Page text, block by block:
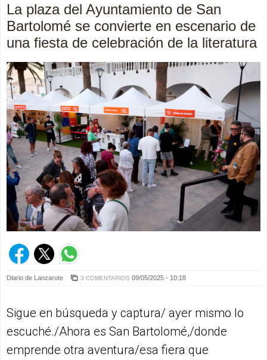
La plaza del Ayuntamiento de San
Bartolomé se convierte en escenario de
una fiesta de celebración de la literatura
Diario de Lanzarote 3 COMENTARIOS 09/05/2025 - 10:18
Sigue en búsqueda y captura/ ayer mismo lo
escuché./Ahora es San Bartolomé,/donde
emprende otra aventura/esa fiera que